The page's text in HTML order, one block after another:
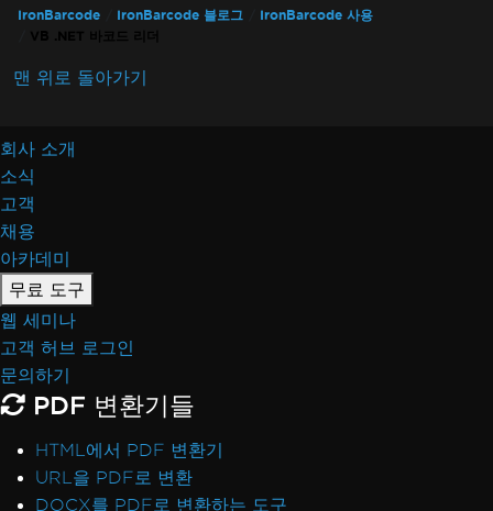
IronBarcode IronBarcode 블로그
IronBarcode 사용
VB .NET 바코드 리더
맨 위로 돌아가기
회사 소개
소식
고객
채용
아카데미
무료 도구
웹 세미나
고객 허브 로그인
문의하기
PDF 변환기들
HTML에서 PDF 변환기
URL을 PDF로 변환
DOCX를 PDF로 변환하는 도구